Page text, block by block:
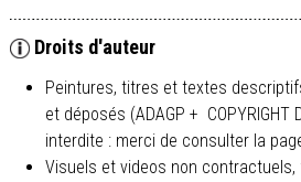
Droits d'auteur
Peintures, titres et textes
et déposés (ADAGP + COPYRIGHT
interdite : merci de consulter la
Visuels et videos non